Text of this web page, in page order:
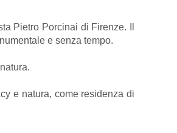
Pietro Porcinai di Firenze. Il
e senza tempo.
e natura, come residenza di